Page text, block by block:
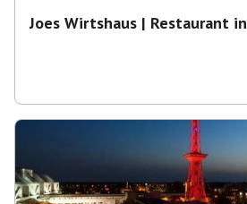
Joes Wirtshaus | Restaurant